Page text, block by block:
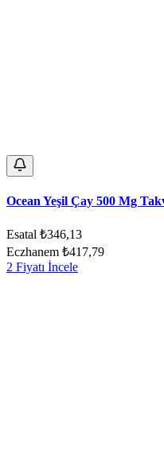
Ocean Yeşil Çay 500 Mg
Esatal ₺346,13
Eczhanem ₺417,79
2 Fiyatı İncele